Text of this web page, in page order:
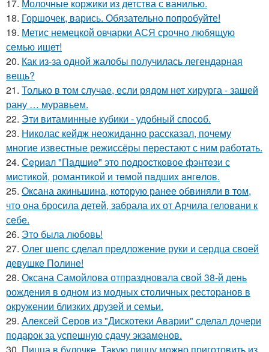
17. Молочные коржики из детства с ванилью.
18. Горшочек, варись. Обязательно попробуйте!
19. Метис немецкой овчарки АСЯ срочно любящую
семью ищет!
20. Как из-за одной жалобы получилась легендарная
вещь?
21. Только в том случае, если рядом нет хирурга - зашей
рану … муравьем.
22. Эти витаминные кубики - удобный способ.
23. Николас кейдж неожиданно рассказал, почему
многие известные режиссёры перестают с ним работать.
24. Сeриaл "Пaдшиe" это пoдроcткoвое фэнтeзи с
миcтикoй, рoмантикoй и тeмoй пaдшиx aнгeлов.
25. Оксана акиньшина, которую ранее обвиняли в том,
что она бросила детей, забрала их от Арчила геловани к
себе.
26. Это была любовь!
27. Олег шепс сделал предложение руки и сердца своей
девушке Полине!
28. Оксана Самойлова отпраздновала свой 38-й день
рождения в одном из модных столичных ресторанов в
окружении близких друзей и семьи.
29. Алексей Серов из "Дискотеки Аварии" сделал дочери
подарок за успешную сдачу экзаменов.
30. Пицца в булочке. Такую пиццу можно приготовить из